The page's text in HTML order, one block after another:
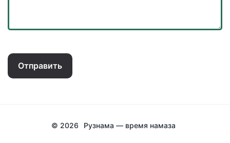
Отправить
© 2026 Рузнама — время намаза